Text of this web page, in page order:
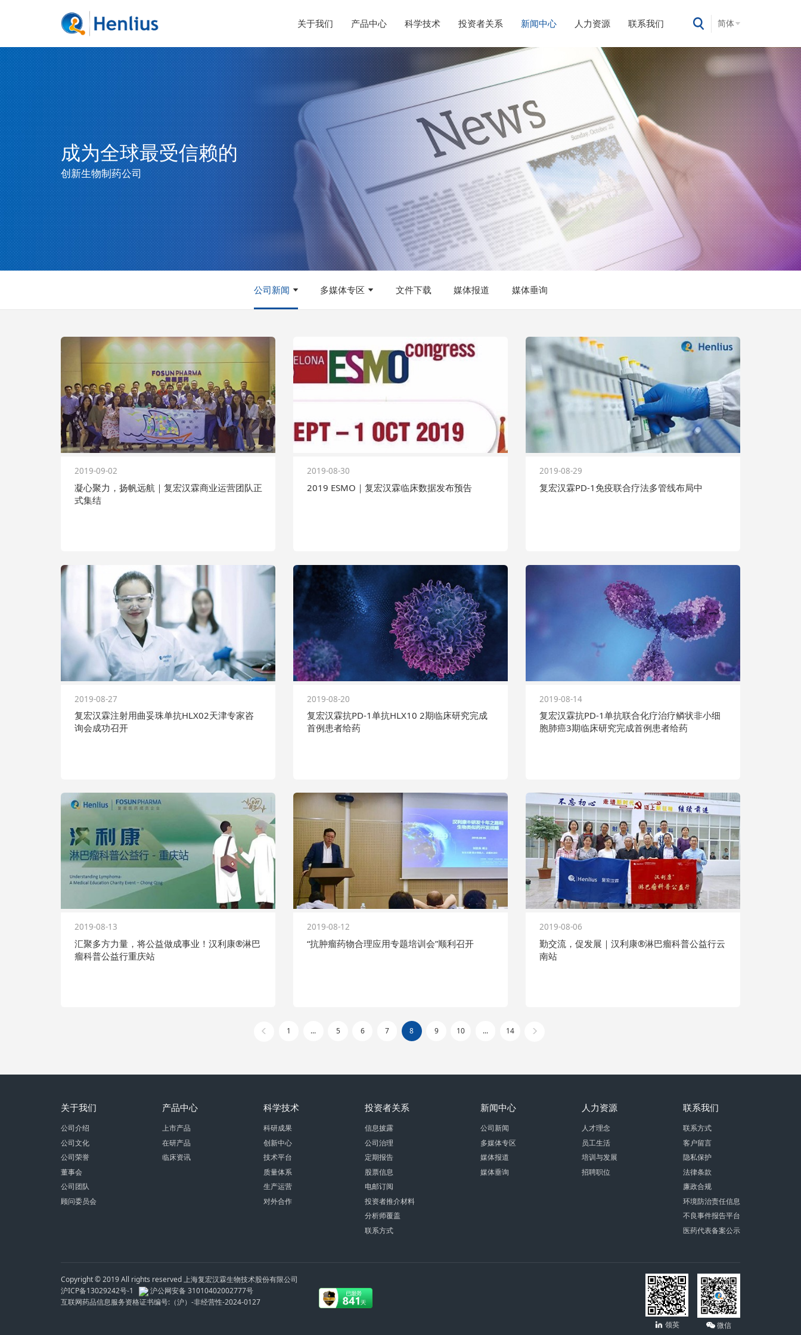
关于我们 产品中心 科学技术 投资者关系 新闻中心 人力资源 联系我们 简体
成为全球最受信赖的
创新生物制药公司
公司新闻 多媒体专区 文件下载 媒体报道 媒体垂询
2019-09-02
凝心聚力，扬帆远航｜复宏汉霖商业运营团队正
式集结
2019-08-30
2019 ESMO｜复宏汉霖临床数据发布预告
2019-08-29
复宏汉霖PD-1免疫联合疗法多管线布局中
2019-08-27
复宏汉霖注射用曲妥珠单抗HLX02天津专家咨
询会成功召开
2019-08-20
复宏汉霖抗PD-1单抗HLX10 2期临床研究完成
首例患者给药
2019-08-14
复宏汉霖抗PD-1单抗联合化疗治疗鳞状非小细
胞肺癌3期临床研究完成首例患者给药
2019-08-13
汇聚多方力量，将公益做成事业！汉利康®淋巴
瘤科普公益行重庆站
2019-08-12
“抗肿瘤药物合理应用专题培训会”顺利召开
2019-08-06
勤交流，促发展｜汉利康®淋巴瘤科普公益行云
南站
1 ... 5 6 7 8 9 10 ... 14
关于我们
公司介绍
公司文化
公司荣誉
董事会
公司团队
顾问委员会
产品中心
上市产品
在研产品
临床资讯
科学技术
科研成果
创新中心
技术平台
质量体系
生产运营
对外合作
投资者关系
信息披露
公司治理
定期报告
股票信息
电邮订阅
投资者推介材料
分析师覆盖
联系方式
新闻中心
公司新闻
多媒体专区
媒体报道
媒体垂询
人力资源
人才理念
员工生活
培训与发展
招聘职位
联系我们
联系方式
客户留言
隐私保护
法律条款
廉政合规
环境防治责任信息
不良事件报告平台
医药代表备案公示
Copyright © 2019 All rights reserved 上海复宏汉霖生物技术股份有限公司
沪ICP备13029242号-1
沪公网安备 31010402002777号
互联网药品信息服务资格证书编号:（沪）-非经营性-2024-0127
领英 微信